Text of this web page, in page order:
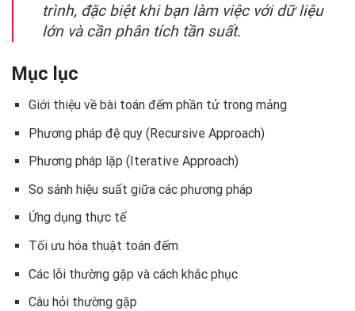
trình, đặc biệt khi bạn làm việc với dữ liệu
lớn và cần phân tích tần suất.
Mục lục
Giới thiệu về bài toán đếm phần tử trong mảng
Phương pháp đệ quy (Recursive Approach)
Phương pháp lặp (Iterative Approach)
So sánh hiệu suất giữa các phương pháp
Ứng dụng thực tế
Tối ưu hóa thuật toán đếm
Các lỗi thường gặp và cách khắc phục
Câu hỏi thường gặp